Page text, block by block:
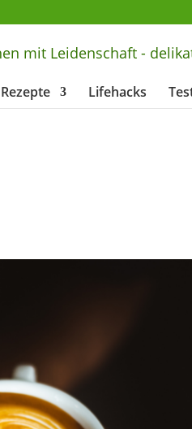
Rezepte Lifehacks